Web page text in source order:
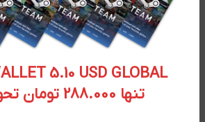
5.10 USD GLOBAL
تنها 288.000 تومان تحویل آنی